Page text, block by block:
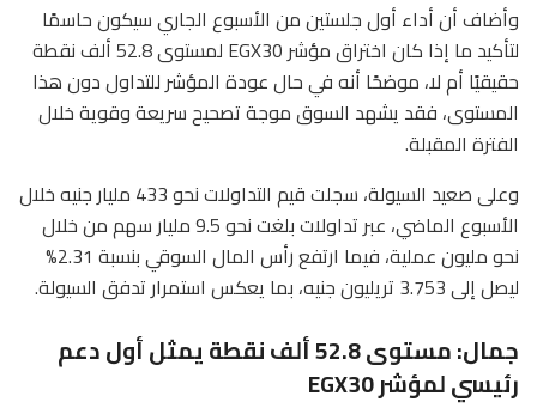
وأضاف أن أداء أول جلستين من الأسبوع الجاري سيكون حاسمًا
لتأكيد ما إذا كان اختراق مؤشر EGX30 لمستوى 52.8 ألف نقطة
حقيقيًا أم لا، موضحًا أنه في حال عودة المؤشر للتداول دون هذا
المستوى، فقد يشهد السوق موجة تصحيح سريعة وقوية خلال
الفترة المقبلة.
وعلى صعيد السيولة، سجلت قيم التداولات نحو 433 مليار جنيه خلال
الأسبوع الماضي، عبر تداولات بلغت نحو 9.5 مليار سهم من خلال
نحو مليون عملية، فيما ارتفع رأس المال السوقي بنسبة 2.31%
ليصل إلى 3.753 تريليون جنيه، بما يعكس استمرار تدفق السيولة.
جمال: مستوى 52.8 ألف نقطة يمثل أول دعم
رئيسي لمؤشر EGX30